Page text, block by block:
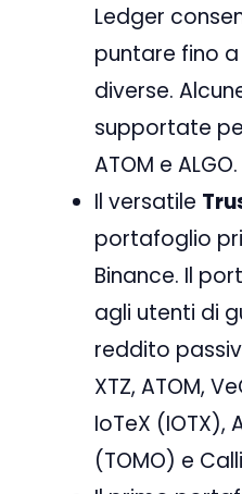
Ledger
puntare fino
diverse.
supportate
ATOM e ALGO.
Il versatile
portafoglio
Binance. Il
agli utenti di
reddito
XTZ, ATOM,
IoTeX (IOTX),
(TOMO) e